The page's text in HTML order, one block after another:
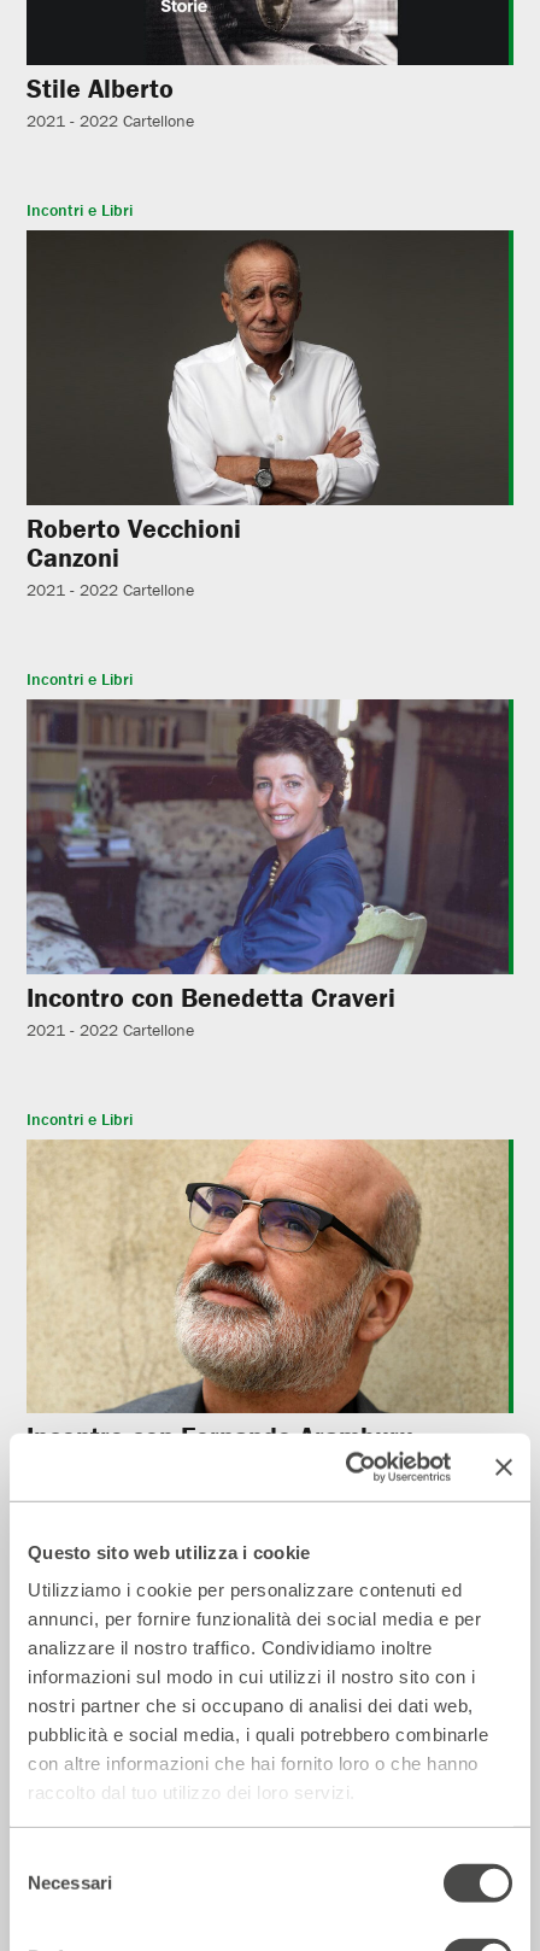
Questo sito web utilizza i cookie
Utilizziamo i cookie per personalizzare contenuti ed
annunci, per fornire funzionalità dei social media e per
analizzare il nostro traffico. Condividiamo inoltre
informazioni sul modo in cui utilizzi il nostro sito con i
nostri partner che si occupano di analisi dei dati web,
pubblicità e social media, i quali potrebbero combinarle
con altre informazioni che hai fornito loro o che hanno
raccolto dal tuo utilizzo dei loro servizi.
delNecessari
Stile Alberto
2021 - 2022 Cartellone
Incontri e Libri
Roberto Vecchioni
Canzoni
2021 - 2022 Cartellone
Incontri e Libri
Incontro con Benedetta Craveri
2021 - 2022 Cartellone
Incontri e Libri
Incontro con Fernando Aramburu
Corsi e Laboratori
Workshop con Angelo Campolo